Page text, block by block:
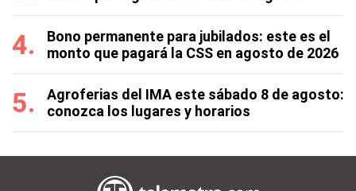
Bono permanente para jubilados: este es el
monto que pagará la CSS en agosto de 2026
Agroferias del IMA este sábado 8 de agosto:
conozca los lugares y horarios